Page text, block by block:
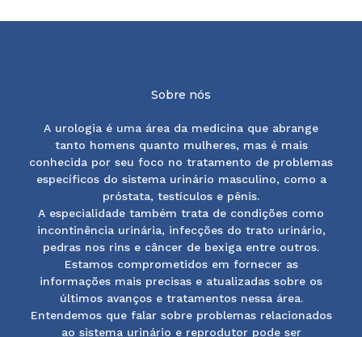
Sobre nós
A urologia é uma área da medicina que abrange
tanto homens quanto mulheres, mas é mais
conhecida por seu foco no tratamento de problemas
específicos do sistema urinário masculino, como a
próstata, testículos e pênis.
A especialidade também trata de condições como
incontinência urinária, infecções do trato urinário,
pedras nos rins e câncer de bexiga entre outros.
Estamos comprometidos em fornecer as
informações mais precisas e atualizadas sobre os
últimos avanços e tratamentos nessa área.
Entendemos que falar sobre problemas relacionados
ao sistema urinário e reprodutor pode ser